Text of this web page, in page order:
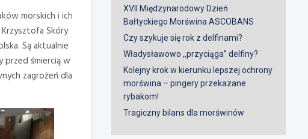
morskich i ich
Skóry
Są aktualnie
przed śmiercią w
zagrożeń dla
XVII Międzynarodowy Dzień
Bałtyckiego Morświna ASCOBANS
Czy szykuje się rok z delfinami?
Władysławowo ,,przyciąga” delfiny?
Kolejny krok w kierunku lepszej ochrony
morświna – pingery przekazane
rybakom!
Tragiczny bilans dla morświnów